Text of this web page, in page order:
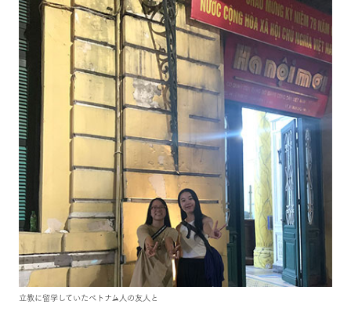
立教に留学していたベトナム人の友人と